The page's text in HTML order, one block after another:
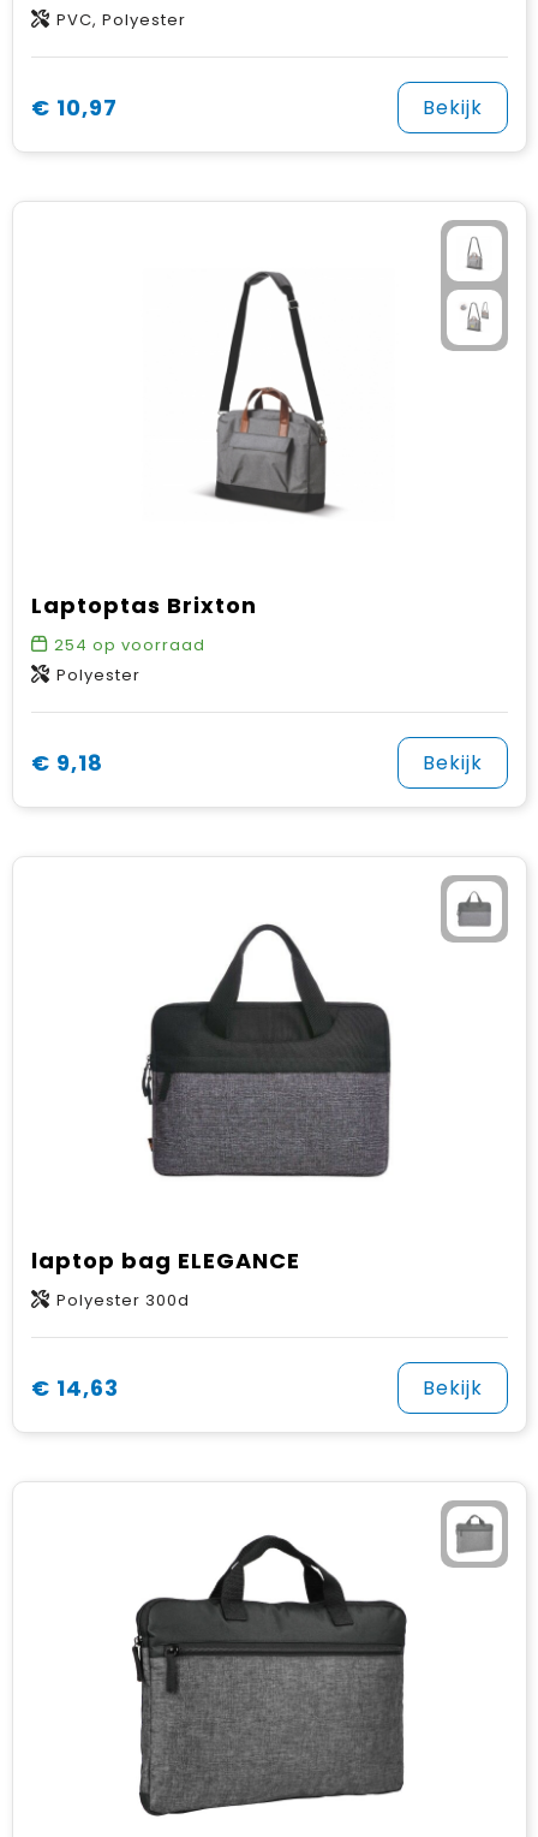
PVC, Polyester
€ 10,97 Bekijk
Laptoptas Brixton
254 op voorraad
Polyester
€ 9,18 Bekijk
laptop bag ELEGANCE
Polyester 300d
€ 14,63 Bekijk